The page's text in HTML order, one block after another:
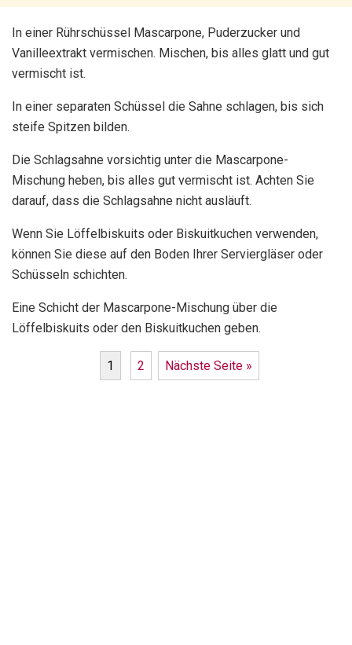
In einer Rührschüssel Mascarpone, Puderzucker und
Vanilleextrakt vermischen. Mischen, bis alles glatt und gut
vermischt ist.
In einer separaten Schüssel die Sahne schlagen, bis sich
steife Spitzen bilden.
Die Schlagsahne vorsichtig unter die Mascarpone-
Mischung heben, bis alles gut vermischt ist. Achten Sie
darauf, dass die Schlagsahne nicht ausläuft.
Wenn Sie Löffelbiskuits oder Biskuitkuchen verwenden,
können Sie diese auf den Boden Ihrer Serviergläser oder
Schüsseln schichten.
Eine Schicht der Mascarpone-Mischung über die
Löffelbiskuits oder den Biskuitkuchen geben.
1 2 Nächste Seite »